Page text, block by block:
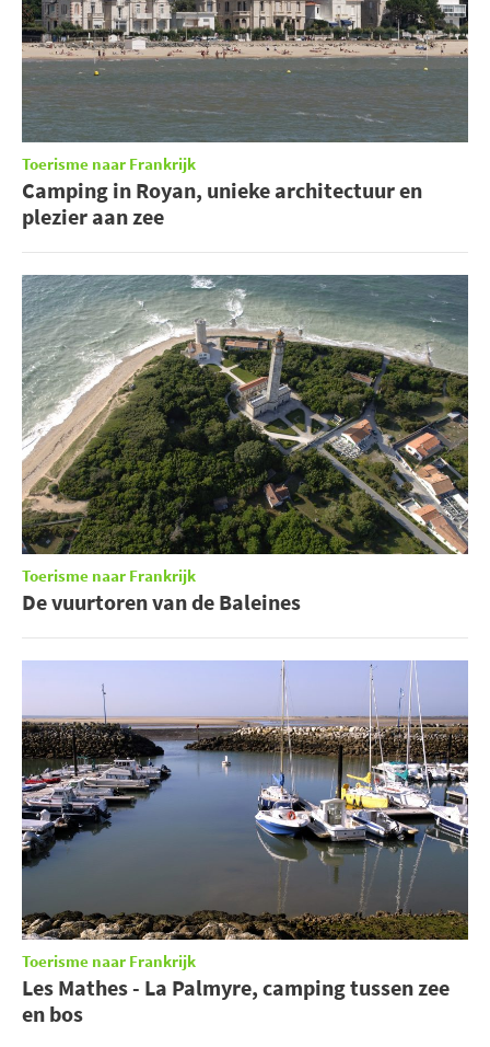
Toerisme naar Frankrijk
Camping in Royan, unieke architectuur en
plezier aan zee
Toerisme naar Frankrijk
De vuurtoren van de Baleines
Toerisme naar Frankrijk
Les Mathes - La Palmyre, camping tussen zee
en bos